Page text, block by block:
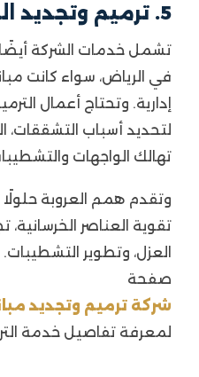
5. ترميم وتجديد المباني بالرياض
تشمل خدمات الشركة أيضًا
في الرياض، سواء كانت
إدارية. وتحتاج أعمال
لتحديد أسباب التشققات،
تهالك الواجهات
وتقدم همم العروبة
تقوية العناصر
العزل، وتطوير
صفحة
شركة ترميم وتجديد
لمعرفة تفاصيل خدمة